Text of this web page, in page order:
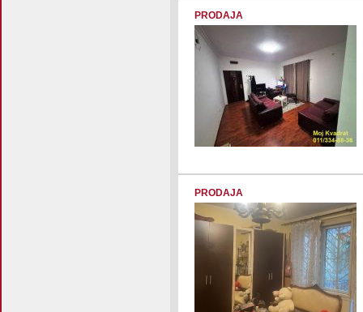
PRODAJA
PRODAJA